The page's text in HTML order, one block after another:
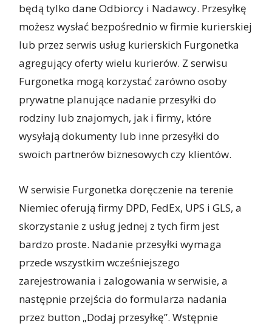
będą tylko dane Odbiorcy i Nadawcy. Przesyłkę
możesz wysłać bezpośrednio w firmie kurierskiej
lub przez serwis usług kurierskich Furgonetka
agregujący oferty wielu kurierów. Z serwisu
Furgonetka mogą korzystać zarówno osoby
prywatne planujące nadanie przesyłki do
rodziny lub znajomych, jak i firmy, które
wysyłają dokumenty lub inne przesyłki do
swoich partnerów biznesowych czy klientów.
W serwisie Furgonetka doręczenie na terenie
Niemiec oferują firmy DPD, FedEx, UPS i GLS, a
skorzystanie z usług jednej z tych firm jest
bardzo proste. Nadanie przesyłki wymaga
przede wszystkim wcześniejszego
zarejestrowania i zalogowania w serwisie, a
następnie przejścia do formularza nadania
przez button „Dodaj przesyłkę”. Wstępnie